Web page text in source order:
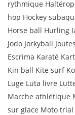
rythmique
hop Hockey
Horse ball Hurling
Jodo Jorkyball
Escrima Karaté
Kin ball Kite surf
Luge Luta livre
Marche athlétique
sur glace Moto